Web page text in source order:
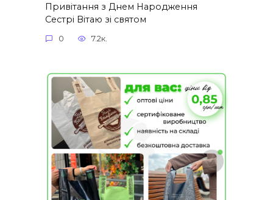
Привітання з Днем Народження
Сестрі Вітаю зі святом
0 7.2к.